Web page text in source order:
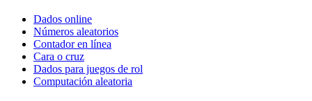
Dados online
Números aleatorios
Contador en línea
Cara o cruz
Dados para juegos de rol
Computación aleatoria